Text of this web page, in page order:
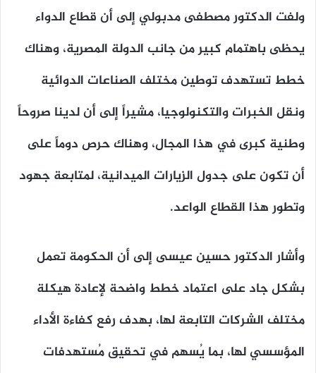
ولفت الدكتور مصطفى مدبولي إلى أن قطاع الدواء
يحظى باهتمام كبير من جانب الدولة المصرية، وهناك
خطط تستهدف توطين مختلف الصناعات الدوائية
ونقل الخبرات والتكنولوجيا، مشيراً إلى أن لدينا صروحاً
وطنية كبرى في هذا المجال، وهناك حرص دوماً على
أن تكون على جدول الزيارات الميدانية، لمتابعة جهود
وتطور هذا القطاع الواعد.
وأشار الدكتور حسين عيسى إلى أن الحكومة تعمل
بشكل جاد على اعتماد خطط واضحة لإعادة هيكلة
مختلف الشركات التابعة لها، بهدف رفع كفاءة الأداء
المؤسسي لها، بما يُسهم في تحقيق مُستهدفات